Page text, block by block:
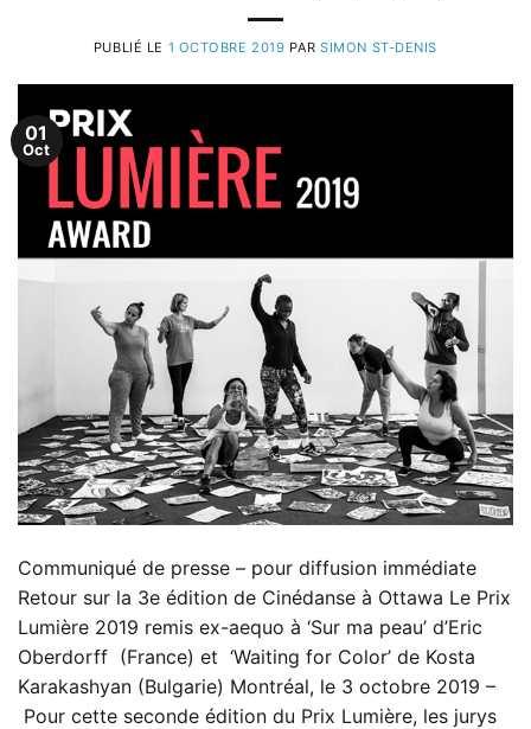
PUBLIÉ LE 1 OCTOBRE 2019 PARSIMON ST-DENIS
01
Oct
Communiqué de presse – pour diffusion immédiate
Retour sur la 3e édition de Cinédanse à Ottawa Le Prix
Lumière 2019 remis ex-aequo à ‘Sur ma peau’ d’Eric
Oberdorff (France) et ‘Waiting for Color’ de Kosta
Karakashyan (Bulgarie) Montréal, le 3 octobre 2019 –
Pour cette seconde édition du Prix Lumière, les jurys